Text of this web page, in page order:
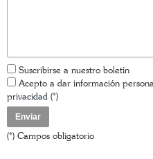
Su mensaje